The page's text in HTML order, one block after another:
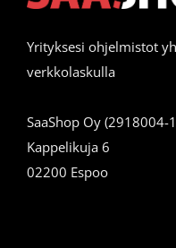
Yrityksesi ohjelmistot
verkkolaskulla
SaaShop Oy (2918004-
Kappelikuja 6
02200 Espoo